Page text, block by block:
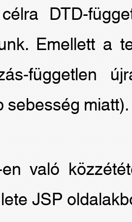
DTD-
Emellett a
független
sebesség miatt).
való
JSP